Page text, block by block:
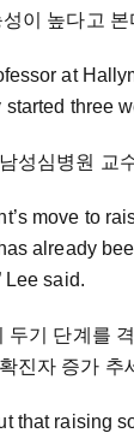
이 높다고 본
at
three
성심병원 교
move to
already
Lee said.
두기 단계를
진자 증가 추
that raising